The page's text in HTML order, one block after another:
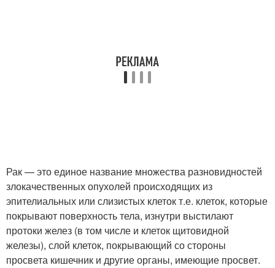
Рак — это единое название множества разновидностей
злокачественных опухолей происходящих из
эпителиальных или слизистых клеток т.е. клеток, которые
покрывают поверхность тела, изнутри выстилают
протоки желез (в том числе и клеток щитовидной
железы), слой клеток, покрывающий со стороны
просвета кишечник и другие органы, имеющие просвет.